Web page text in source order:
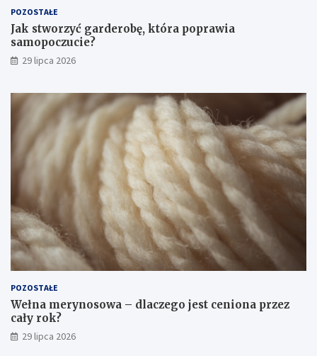
POZOSTAŁE
Jak stworzyć garderobę, która poprawia
samopoczucie?
29 lipca 2026
POZOSTAŁE
Wełna merynosowa – dlaczego jest ceniona przez
cały rok?
29 lipca 2026